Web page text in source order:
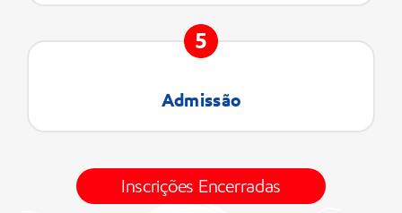
5
Admissão
Inscrições Encerradas